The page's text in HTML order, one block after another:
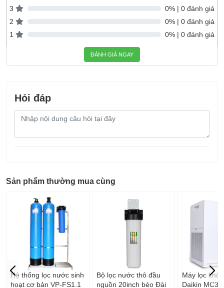
3
0% | 0 đánh giá
2
0% | 0 đánh giá
1
0% | 0 đánh giá
ĐÁNH GIÁ NGAY
Hỏi đáp
Nội
câu
Sản phẩm thường mua cùng
Hệ thống lọc nước sinh
hoạt cơ bản VP-FS1.1
Bộ lọc nước thô đầu
nguồn 20inch béo Đài
Máy lọc
Daikin